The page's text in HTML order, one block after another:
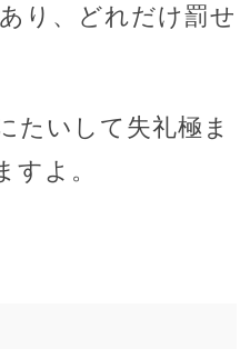
り、どれだけ罰せ
たいして失礼極ま
よ。